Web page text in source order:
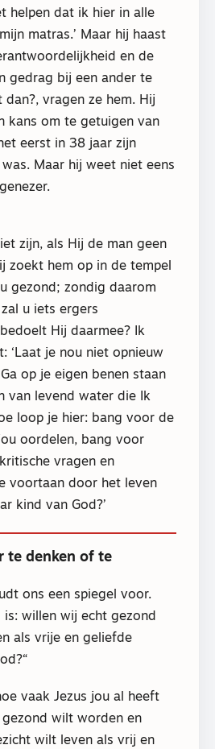
helpen dat ik hier in alle
matras.’ Maar hij haast
en de
gedrag bij een ander te
dan?, vragen ze hem. Hij
kans om te getuigen van
eerst in 38 jaar zijn
Maar hij weet niet eens
zijn, als Hij de man geen
zoekt hem op in de tempel
gezond; zondig daarom
u iets ergers
Hij daarmee? Ik
‘Laat je nou niet opnieuw
op je eigen benen staan
van levend water die Ik
loop je hier: bang voor de
oordelen, bang voor
vragen en
voortaan door het leven
kind van God?’
te denken of te
ons een spiegel voor.
is: willen wij echt gezond
als vrije en geliefde
vaak Jezus jou al heeft
wilt worden en
wilt leven als vrij en